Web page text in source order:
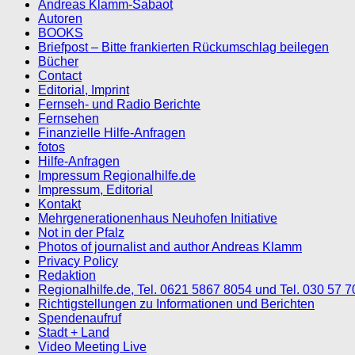
Andreas Klamm-Sabaot
Autoren
BOOKS
Briefpost – Bitte frankierten Rückumschlag beilegen
Bücher
Contact
Editorial, Imprint
Fernseh- und Radio Berichte
Fernsehen
Finanzielle Hilfe-Anfragen
fotos
Hilfe-Anfragen
Impressum Regionalhilfe.de
Impressum, Editorial
Kontakt
Mehrgenerationenhaus Neuhofen Initiative
Not in der Pfalz
Photos of journalist and author Andreas Klamm
Privacy Policy
Redaktion
Regionalhilfe.de, Tel. 0621 5867 8054 und Tel. 030 57
Richtigstellungen zu Informationen und Berichten
Spendenaufruf
Stadt + Land
Video Meeting Live